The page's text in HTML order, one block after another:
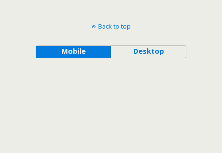
Back to top
Mobile Desktop